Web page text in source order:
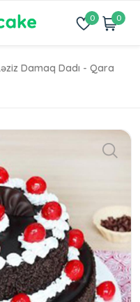
0 0
Damaq Dadı - Qara